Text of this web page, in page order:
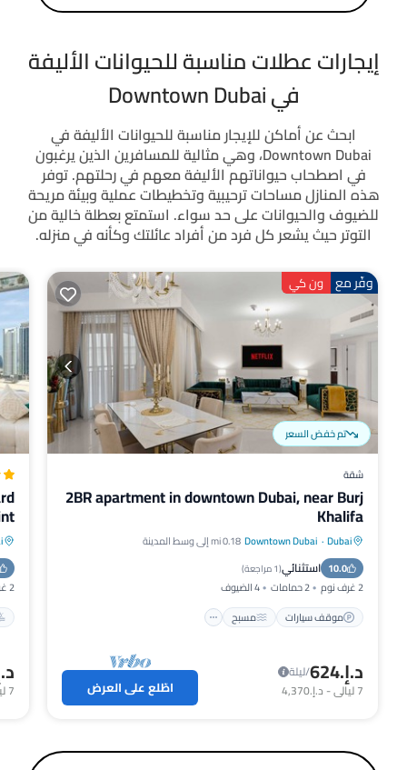
إيجارات عطلات مناسبة للحيوانات الأليفة
في Downtown Dubai
ابحث عن أماكن للإيجار مناسبة للحيوانات الأليفة في
Downtown Dubai، وهي مثالية للمسافرين الذين يرغبون
في اصطحاب حيواناتهم الأليفة معهم في رحلتهم. توفر
هذه المنازل مساحات ترحيبية وتخطيطات عملية وبيئة مريحة
للضيوف والحيوانات على حد سواء. استمتع بعطلة خالية من
التوتر حيث يشعر كل فرد من أفراد عائلتك وكأنه في منزله.
تم خفض السعر
وفّر مع ون كي
شقة
2BR apartment in downtown Dubai, near Burj
Khalifa
Dubai
·
Downtown Dubai 0.18 mi إلى وسط المدينة
10.0 استثنائي(1 مراجعة )
2 غرف نوم 2 حمامات
4 الضيوف
موقف سيارات
مسبح
موقف سيارات مسبح
شرفة / تراس
مطبخ
د.إ.‏624
/ليلة
7ليالي- د.إ.‏4,370 اطّلع على العرض
2 غرف نوم
7